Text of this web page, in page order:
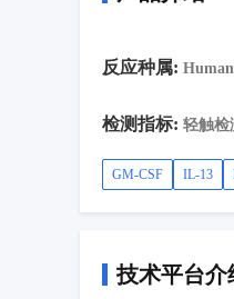
反应种属: Human
检测指标: 轻触检
GM-CSF IL-13
技术平台介